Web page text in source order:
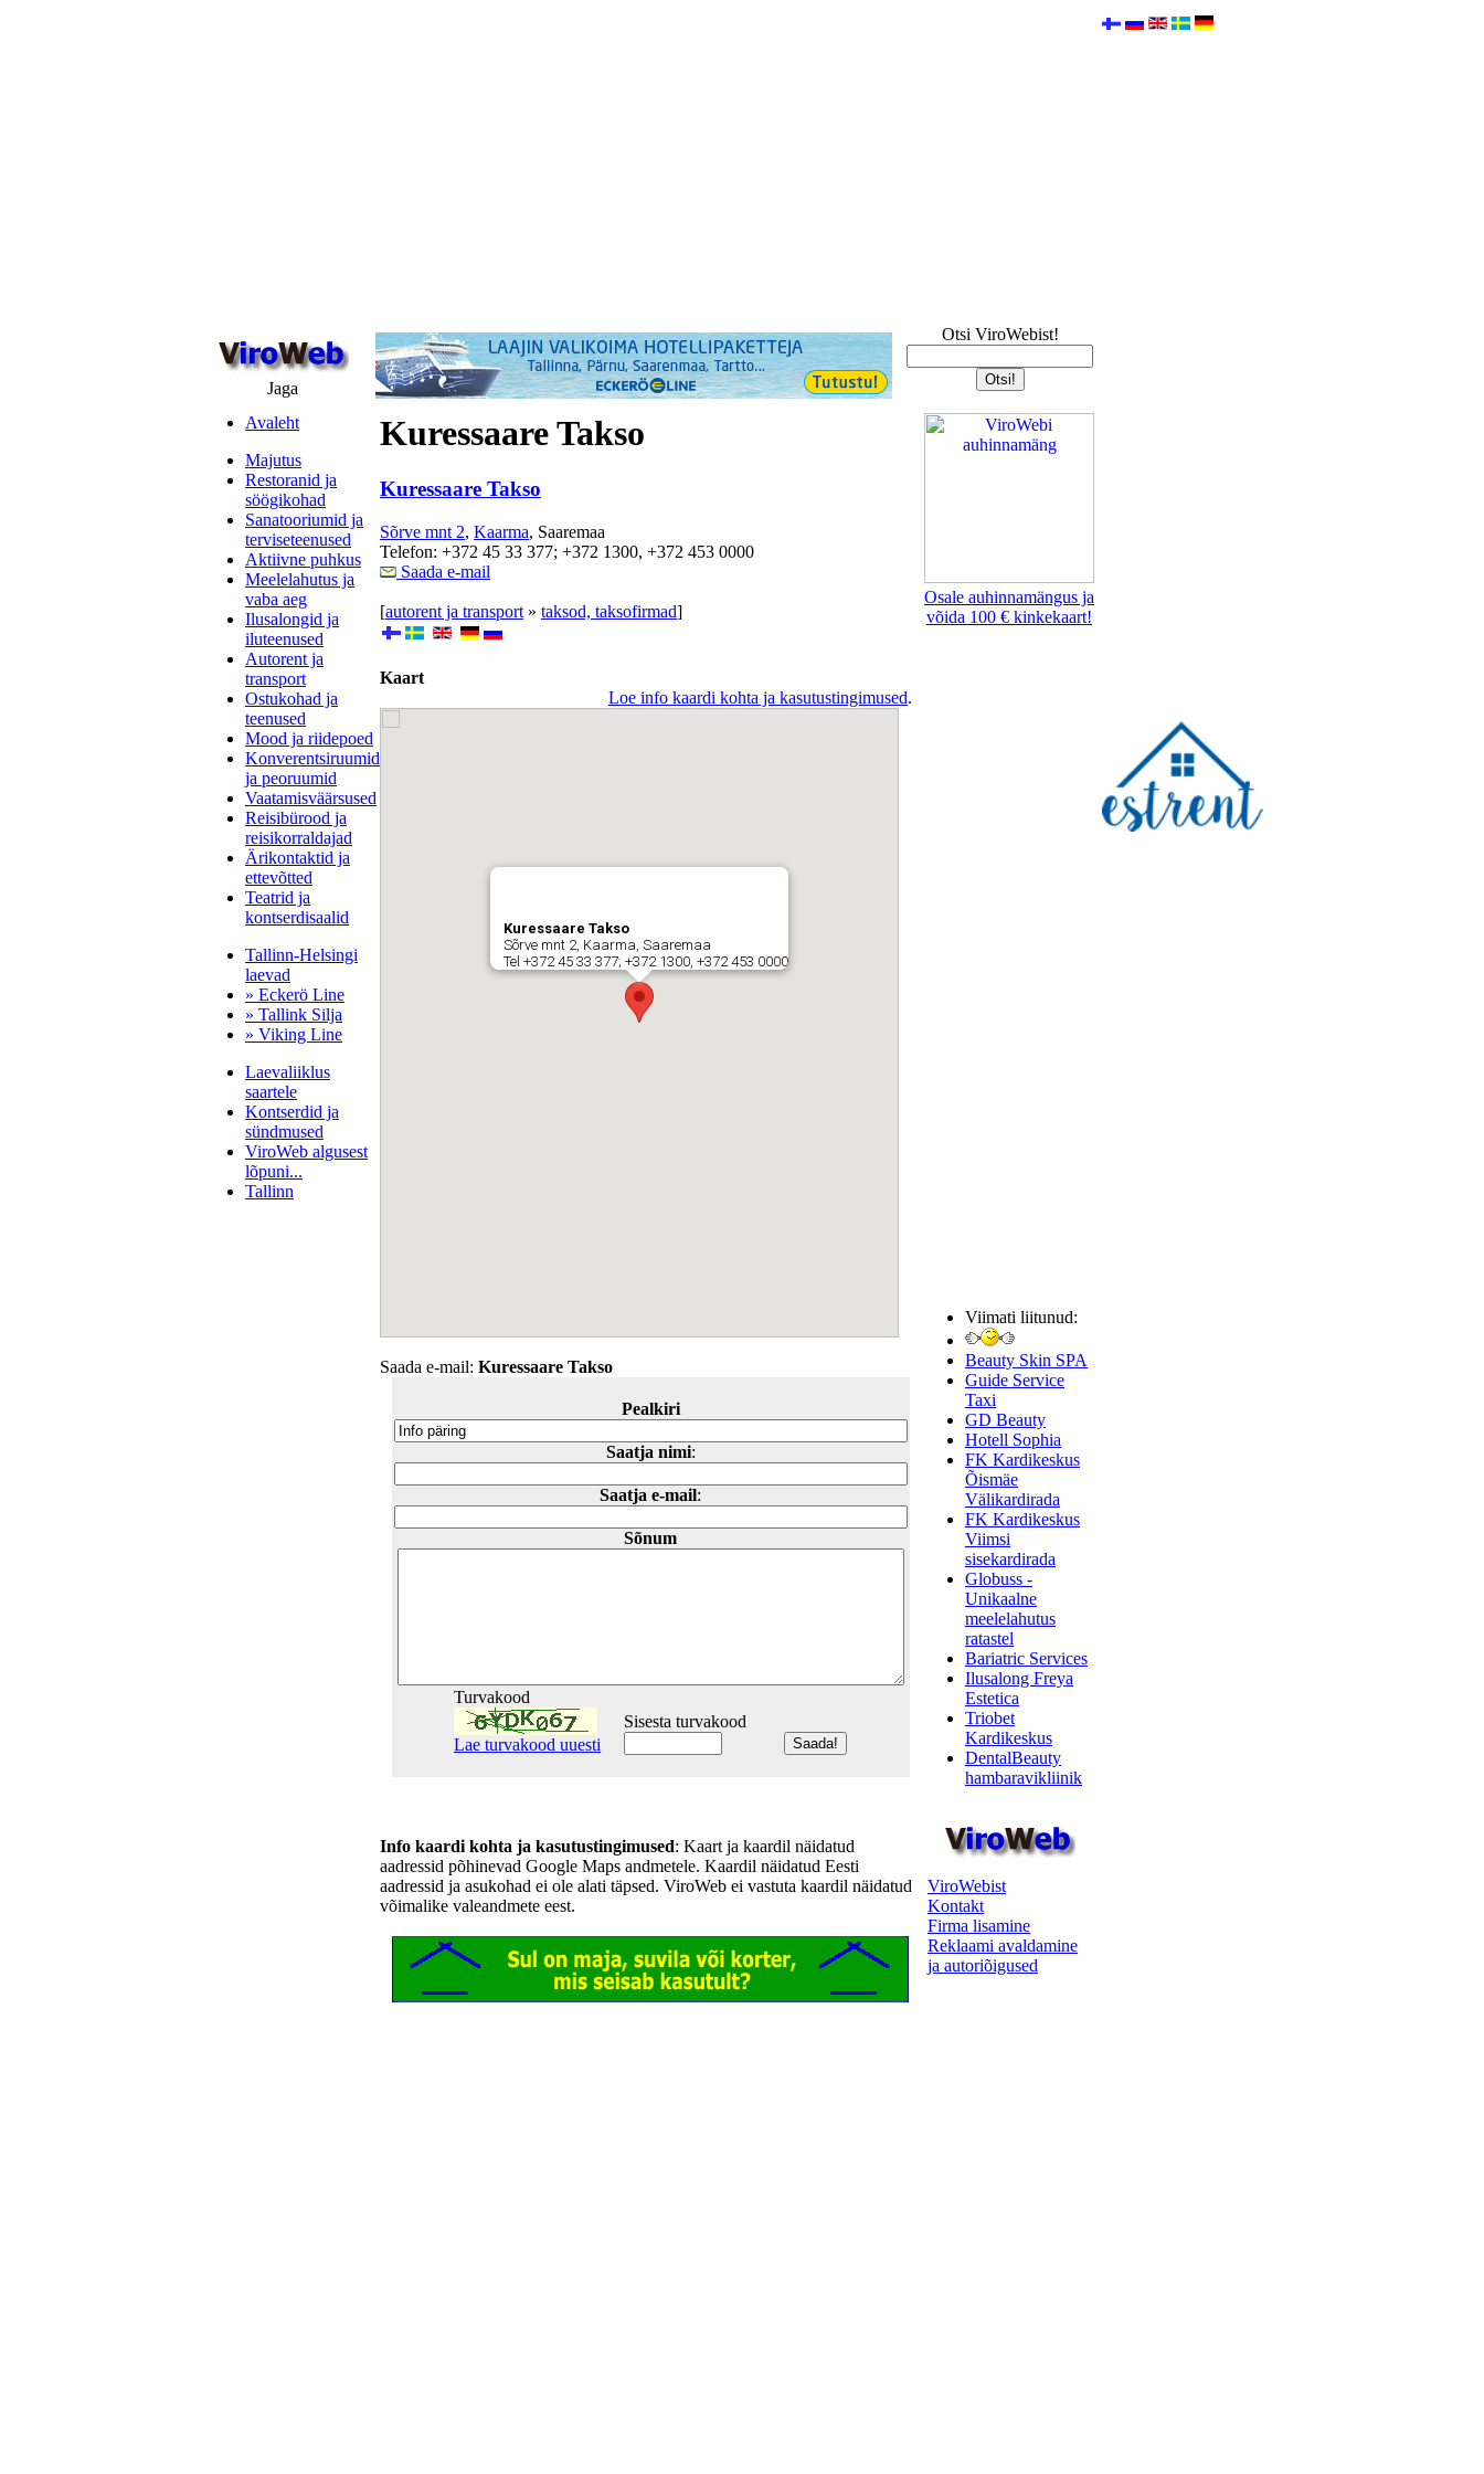
Jaga
Otsi ViroWebist!
Avaleht
Majutus
Restoranid ja
söögikohad
Sanatooriumid ja
terviseteenused
Aktiivne puhkus
Meelelahutus ja
vaba aeg
Ilusalongid ja
iluteenused
Autorent ja
transport
Ostukohad ja
teenused
Mood ja riidepoed
Konverentsiruumid
ja peoruumid
Vaatamisväärsused
Reisibürood ja
reisikorraldajad
Ärikontaktid ja
ettevõtted
Teatrid ja
kontserdisaalid
Tallinn-Helsingi
laevad
» Eckerö Line
» Tallink Silja
» Viking Line
Laevaliiklus
saartele
Kontserdid ja
sündmused
ViroWeb algusest
lõpuni...
Tallinn
Kuressaare Takso
Kuressaare Takso
Sõrve mnt 2, Kaarma, Saaremaa
Telefon: +372 45 33 377; +372 1300, +372 453 0000
Saada e-mail
[autorent ja transport» taksod, taksofirmad]
Kaart
Loe info kaardi kohta ja kasutustingimused.
Kuressaare Takso
Sõrve mnt 2, Kaarma, Saaremaa
Tel +372 45 33 377; +372 1300, +372 453 0000
Saada e-mail: Kuressaare Takso
Pealkiri
Saatja nimi:
Saatja e-mail:
Sõnum
Turvakood
Lae turvakood uuesti
Sisesta turvakood
Info kaardi kohta ja kasutustingimused: Kaart ja kaardil näidatud
aadressid põhinevad Google Maps andmetele. Kaardil näidatud Eesti
aadressid ja asukohad ei ole alati täpsed. ViroWeb ei vastuta kaardil näidatud
võimalike valeandmete eest.
Osale auhinnamängus ja
võida 100 € kinkekaart!
Viimati liitunud:
Beauty Skin SPA
Guide Service
Taxi
GD Beauty
Hotell Sophia
FK Kardikeskus
Õismäe
Välikardirada
FK Kardikeskus
Viimsi
sisekardirada
Globuss -
Unikaalne
meelelahutus
ratastel
Bariatric Services
Ilusalong Freya
Estetica
Triobet
Kardikeskus
DentalBeauty
hambaravikliinik
ViroWebist
Kontakt
Firma lisamine
Reklaami avaldamine
ja autoriõigused